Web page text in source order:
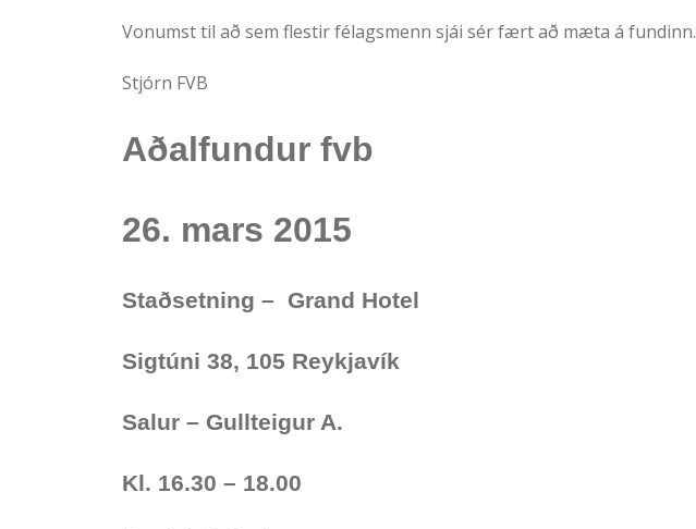
Vonumst til að sem flestir félagsmenn sjái sér fært að mæta á fundinn.
Stjórn FVB
Aðalfundur fvb
26. mars 2015
Staðsetning – Grand Hotel
Sigtúni 38, 105 Reykjavík
Salur – Gullteigur A.
Kl. 16.30 – 18.00